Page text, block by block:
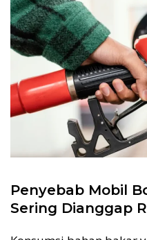
Penyebab Mobil
Sering Dianggap